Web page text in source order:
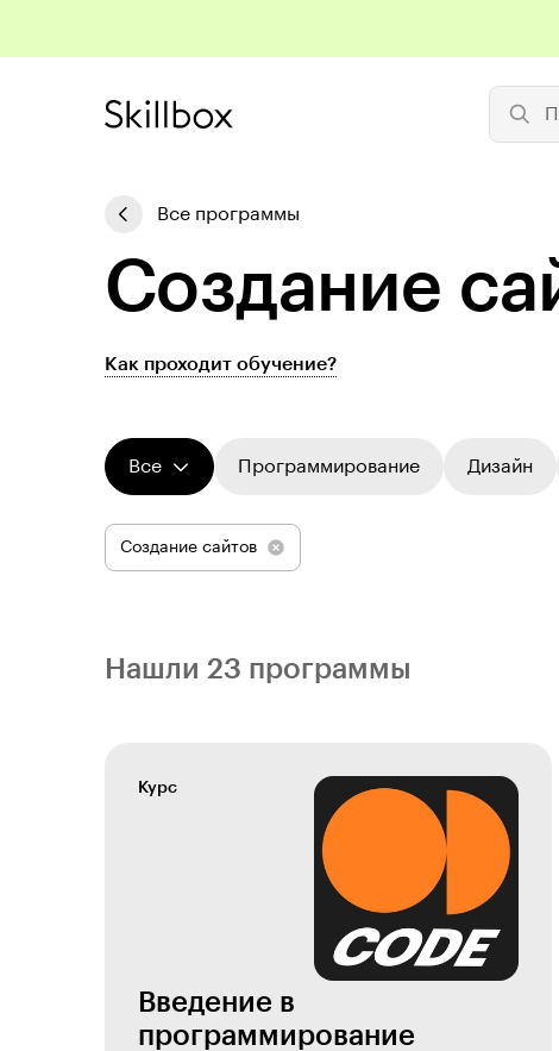
Все программы
Создание
Как проходит обучение?
Все Программирование Дизайн
Создание сайтов
Нашли 23 программы
Курс
Введение в
программирование